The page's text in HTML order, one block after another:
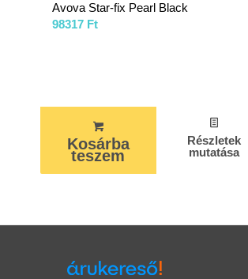
Avova Star-fix Pearl Black
98317 Ft
Kosárba
teszem
Részletek
mutatása